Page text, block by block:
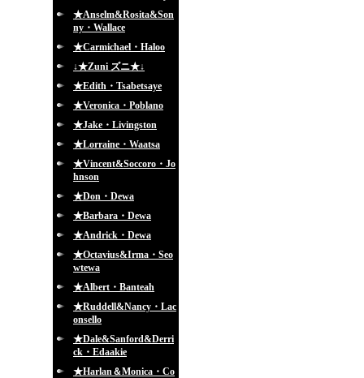
★Anselm&Rosita&Son
ny・Wallace
★Carmichael・Haloo
↓★Zuni ズニ★↓
★Edith・Tsabetsaye
★Veronica・Poblano
★Jake・Livingston
★Lorraine・Waatsa
★Vincent&Soccoro・Jo
hnson
★Don・Dewa
★Barbara・Dewa
★Andrick・Dewa
★Octavius&Irma・Seo
wtewa
★Albert・Banteah
★Ruddell&Nancy・Lac
onsello
★Dale&Sanford&Derri
ck・Edaakie
★Harlan＆Monica・Co